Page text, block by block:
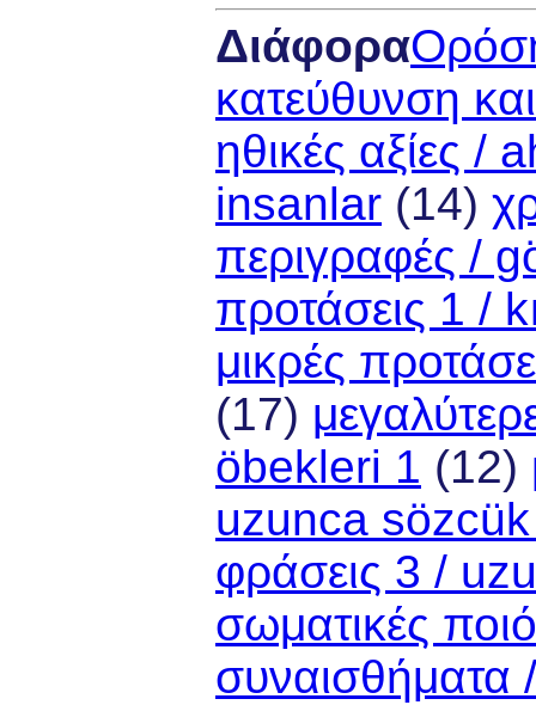
Διάφορα
κατεύθυνση
ηθικές αξίες /
insanlar (14)
περιγραφές /
προτάσεις 1 /
μικρές
(17)
öbekleri 1 (12)
uzunca
φράσεις 3 /
σωματικές